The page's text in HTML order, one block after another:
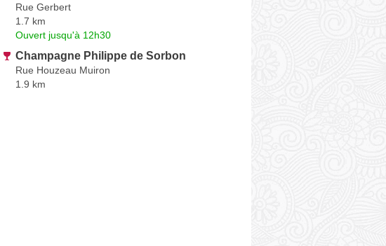
Rue Gerbert
1.7 km
Ouvert jusqu'à 12h30
Champagne Philippe de Sorbon
Rue Houzeau Muiron
1.9 km